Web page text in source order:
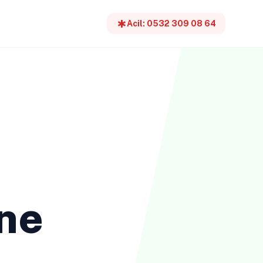
emergencyAcil: 0532 309 08 64